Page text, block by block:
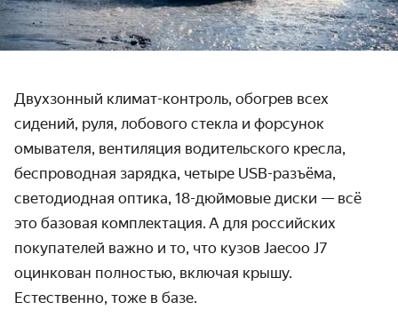
Двухзонный климат-контроль, обогрев всех
сидений, руля, лобового стекла и форсунок
омывателя, вентиляция водительского кресла,
беспроводная зарядка, четыре USB-разъёма,
светодиодная оптика, 18-дюймовые диски — всё
это базовая комплектация. А для российских
покупателей важно и то, что кузов Jaecoo J7
оцинкован полностью, включая крышу.
Естественно, тоже в базе.